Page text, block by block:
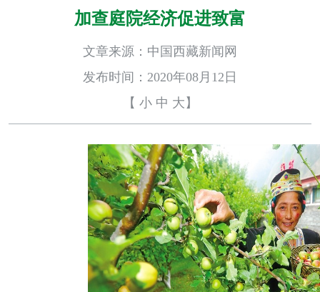
加查庭院经济促进致富
文章来源：中国西藏新闻网
发布时间：2020年08月12日
【 小 中 大 】